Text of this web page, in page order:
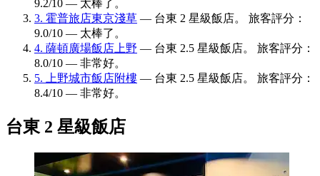
9.2/10 — 太棒了。
3. 霍普旅店東京淺草 — 台東 2 星級飯店。 旅客評分：
9.0/10 — 太棒了。
4. 薩頓廣場飯店上野 — 台東 2.5 星級飯店。 旅客評分：
8.0/10 — 非常好。
5. 上野城市飯店附樓 — 台東 2.5 星級飯店。 旅客評分：
8.4/10 — 非常好。
台東 2 星級飯店